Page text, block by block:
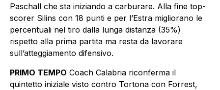
Paschall che sta iniziando a carburare. Alla fine top-
scorer Silins con 18 punti e per l’Estra migliorano le
percentuali nel tiro dalla lunga distanza (35%)
rispetto alla prima partita ma resta da lavorare
sull’atteggiamento difensivo.
PRIMO TEMPO Coach Calabria riconferma il
quintetto iniziale visto contro Tortona con Forrest,